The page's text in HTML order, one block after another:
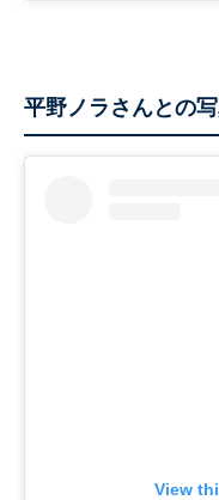
平野ノラさんとの
View